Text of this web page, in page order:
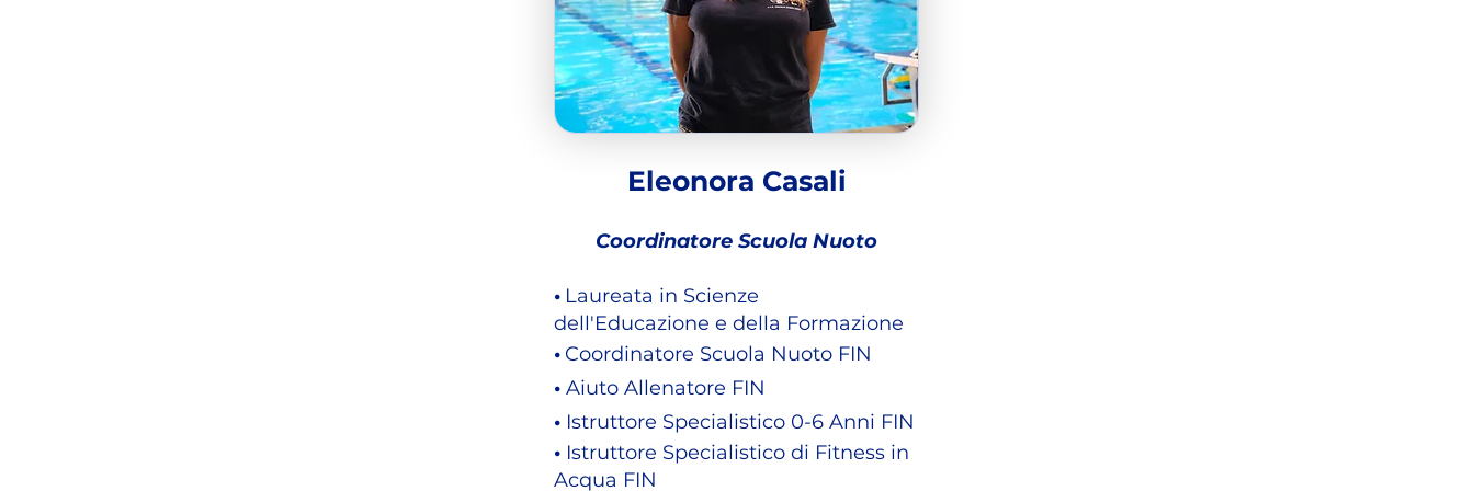
Eleonora Casali
Coordinatore Scuola Nuoto
​• Laureata in Scienze
dell'Educazione e della Formazione
​• Coordinatore Scuola Nuoto FIN
​• Aiuto Allenatore FIN
​• Istruttore Specialistico 0-6 Anni FIN
• Istruttore Specialistico di Fitness in
Acqua FIN